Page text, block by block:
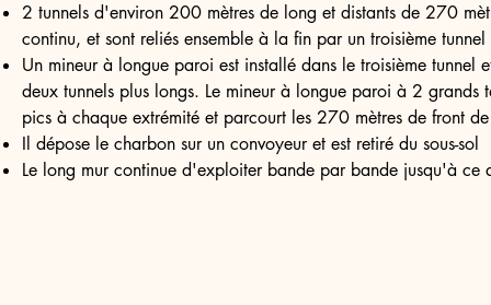
2 tunnels d'environ 200 mètres de long et distants de 270
continu, et sont reliés ensemble à la fin par un troisième tunnel
Un mineur à longue paroi est installé dans le troisième tunnel
deux tunnels plus longs. Le mineur à longue paroi à 2 grands
pics à chaque extrémité et parcourt les 270 mètres de front
Il dépose le charbon sur un convoyeur et est retiré du sous-sol
Le long mur continue d'exploiter bande par bande jusqu'à